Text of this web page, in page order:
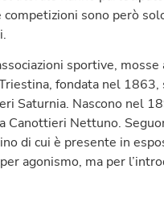
sono però
sportive, mosse
fondata nel 1863,
Saturnia. Nascono nel
Canottieri Nettuno.
di cui è presente in
agonismo, ma per